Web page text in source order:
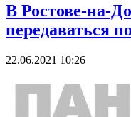
В Ростове-на-
передаваться
22.06.2021 10:26